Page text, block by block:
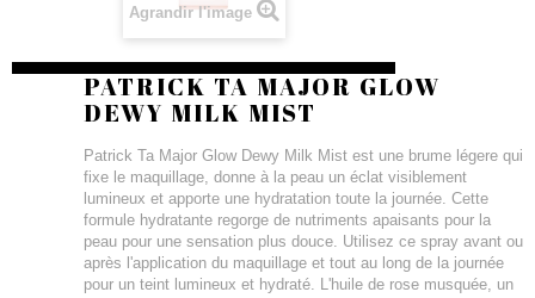
Agrandir l'image
PATRICK TA MAJOR GLOW
DEWY MILK MIST
Patrick Ta Major Glow Dewy Milk Mist est une brume légere qui
fixe le maquillage, donne à la peau un éclat visiblement
lumineux et apporte une hydratation toute la journée. Cette
formule hydratante regorge de nutriments apaisants pour la
peau pour une sensation plus douce. Utilisez ce spray avant ou
après l'application du maquillage et tout au long de la journée
pour un teint lumineux et hydraté. L'huile de rose musquée, un